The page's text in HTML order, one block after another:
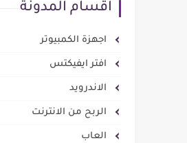
اقسام المدونة
اجهزة الكمبيوتر
افتر ايفيكتس
الاندرويد
الربح من الانترنت
العاب